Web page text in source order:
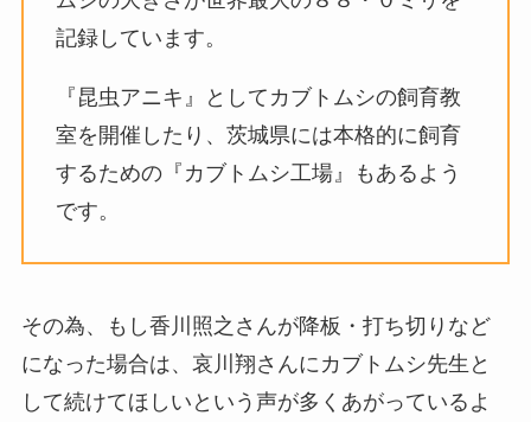
記録しています。
『 昆虫アニキ』としてカブトムシの飼育教
室を開催したり、茨城県には本格的に飼育
するための『カブトムシ工場』もあるよう
です。
その為、もし香川照之さんが降板・打ち切りなど
になった場合は、哀川翔さんにカブトムシ先生と
して続けてほしいという声が多くあがっているよ